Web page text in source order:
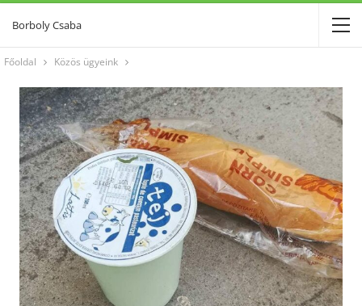
Borboly Csaba
Főoldal Közös ügyeink